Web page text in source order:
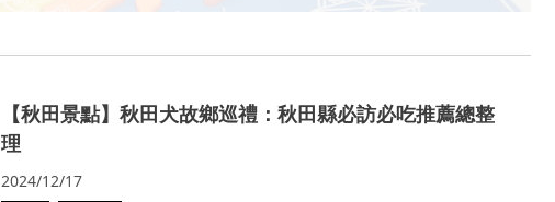
【秋田景點】秋田犬故鄉巡禮：秋田縣必訪必吃推薦總整
理
2024/12/17